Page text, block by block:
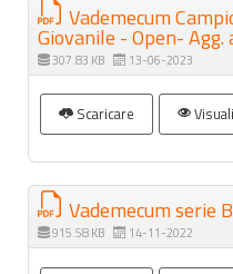
Vademecum
Giovanile - Open-
307.83 KB 13-06-2023
Scaricare
Vademecum serie
915.58 KB 14-11-2022